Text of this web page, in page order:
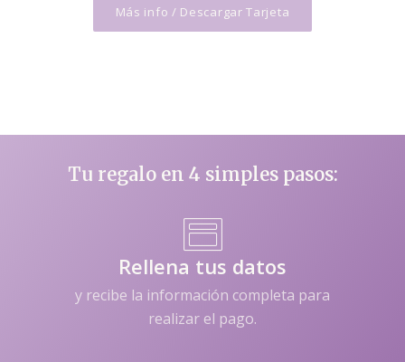
Más info / Descargar Tarjeta
Tu regalo en 4 simples pasos:
Rellena tus datos
y recibe la información completa para
realizar el pago.